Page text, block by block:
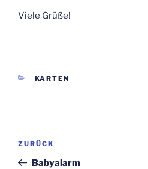
Viele Grüße!
KATEGORIEN
KARTEN
Beitragsnavigation
Vorheriger
Beitrag
ZURÜCK
Babyalarm